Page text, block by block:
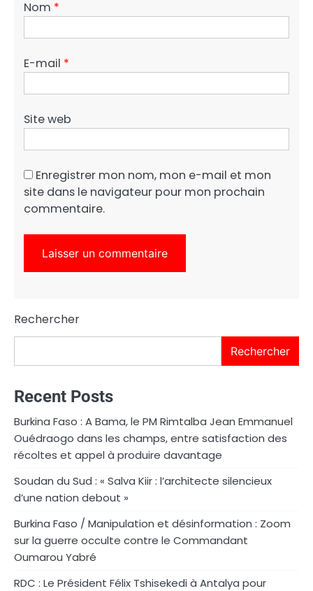
Nom *
E-mail *
Site web
Enregistrer mon nom, mon e-mail et mon
site dans le navigateur pour mon prochain
commentaire.
Rechercher
Rechercher
Recent Posts
Burkina Faso : A Bama, le PM Rimtalba Jean Emmanuel
Ouédraogo dans les champs, entre satisfaction des
récoltes et appel à produire davantage
Soudan du Sud : « Salva Kiir : l’architecte silencieux
d’une nation debout »
Burkina Faso / Manipulation et désinformation : Zoom
sur la guerre occulte contre le Commandant
Oumarou Yabré
RDC : Le Président Félix Tshisekedi à Antalya pour